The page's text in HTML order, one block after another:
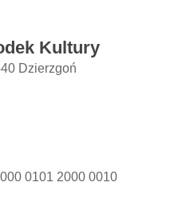
Kultury
Dzierzgoń
0101 2000 0010